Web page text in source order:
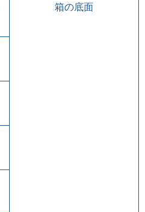
箱の底面